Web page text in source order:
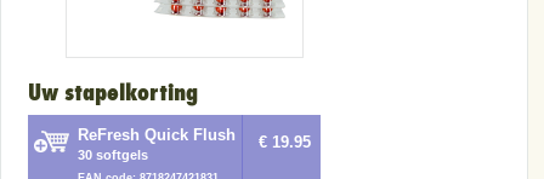
Uw stapelkorting
ReFresh Quick Flush
30 softgels
€ 19.95